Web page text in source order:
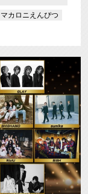
マカロニえんぴつ